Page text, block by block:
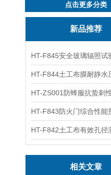
点击更多分类
新品推荐
相关文章